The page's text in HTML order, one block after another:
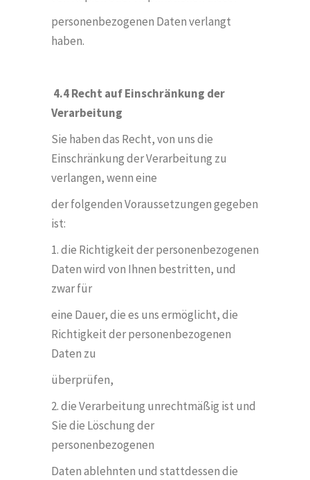
personenbezogenen Daten verlangt
haben.
4.4 Recht auf Einschränkung der
Verarbeitung
Sie haben das Recht, von uns die
Einschränkung der Verarbeitung zu
verlangen, wenn eine
der folgenden Voraussetzungen gegeben
ist:
1. die Richtigkeit der personenbezogenen
Daten wird von Ihnen bestritten, und
zwar für
eine Dauer, die es uns ermöglicht, die
Richtigkeit der personenbezogenen
Daten zu
überprüfen,
2. die Verarbeitung unrechtmäßig ist und
Sie die Löschung der
personenbezogenen
Daten ablehnten und stattdessen die